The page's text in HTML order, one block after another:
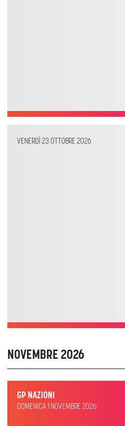
VENERDÌ 23 OTTOBRE 2026
NOVEMBRE 2026
GP NAZIONI
DOMENICA 1 NOVEMBRE 2026